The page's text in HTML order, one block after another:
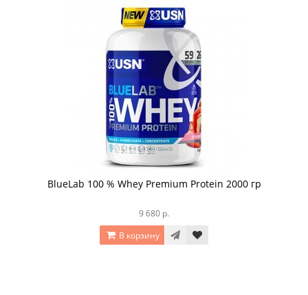
BlueLab 100 % Whey Premium Protein 2000 гр
9 680 р.
В корзину